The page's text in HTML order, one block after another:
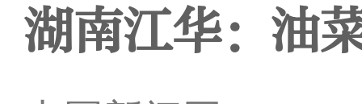
湖南江华：油